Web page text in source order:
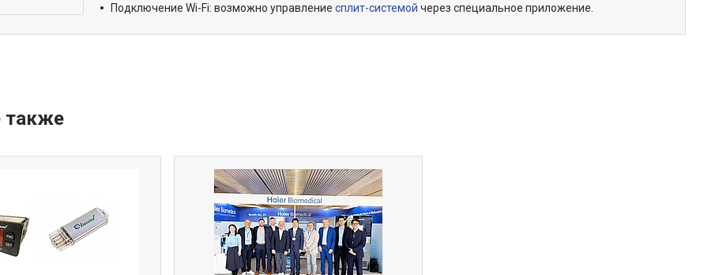
Подключение Wi-Fi: возможно управление сплит-системой через специальное приложение.